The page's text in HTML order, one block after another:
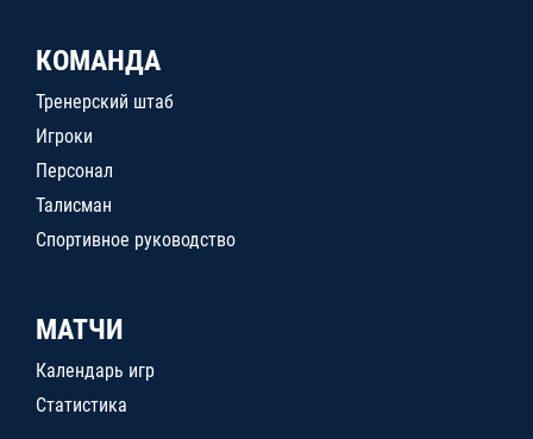
КОМАНДА
Тренерский штаб
Игроки
Персонал
Талисман
Спортивное руководство
МАТЧИ
Календарь игр
Статистика